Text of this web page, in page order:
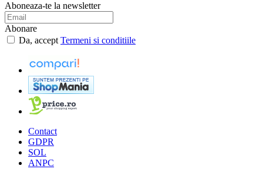
Aboneaza-te la newsletter
Abonare
Da, acceptTermeni si conditiile
Contact
GDPR
SOL
ANPC